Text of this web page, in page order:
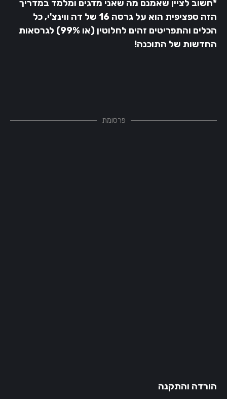
*חשוב לציין שאמנם מה שאני מדגים ומלמד במדריך
הזה ספציפית הוא על גרסה 16 של דה ווינצ'י, כל
הכלים והתפריטים זהים לחלוטין (או 99%) לגרסאות
החדשות של התוכנה!
פרסומת
הורדה והתקנה